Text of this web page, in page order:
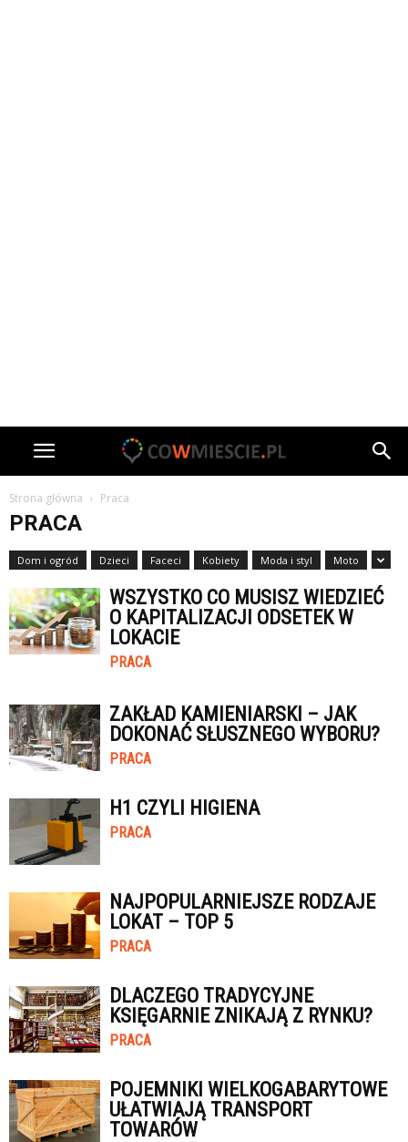
Strona główna Praca
PRACA
Dom i ogród Dzieci Faceci Kobiety Moda i styl Moto
WSZYSTKO CO MUSISZ WIEDZIEĆ
O KAPITALIZACJI ODSETEK W
LOKACIE
PRACA
ZAKŁAD KAMIENIARSKI – JAK
DOKONAĆ SŁUSZNEGO WYBORU?
PRACA
H1 CZYLI HIGIENA
PRACA
NAJPOPULARNIEJSZE RODZAJE
LOKAT – TOP 5
PRACA
DLACZEGO TRADYCYJNE
KSIĘGARNIE ZNIKAJĄ Z RYNKU?
PRACA
POJEMNIKI WIELKOGABARYTOWE
UŁATWIAJĄ TRANSPORT
TOWARÓW